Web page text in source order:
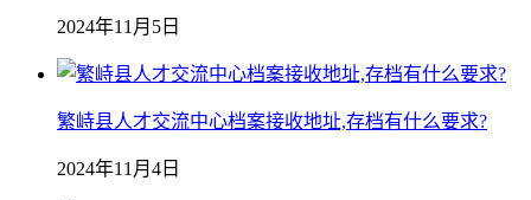
2024年11月5日
繁峙县人才交流中心档案接收地址,存档有什么要求?
2024年11月4日